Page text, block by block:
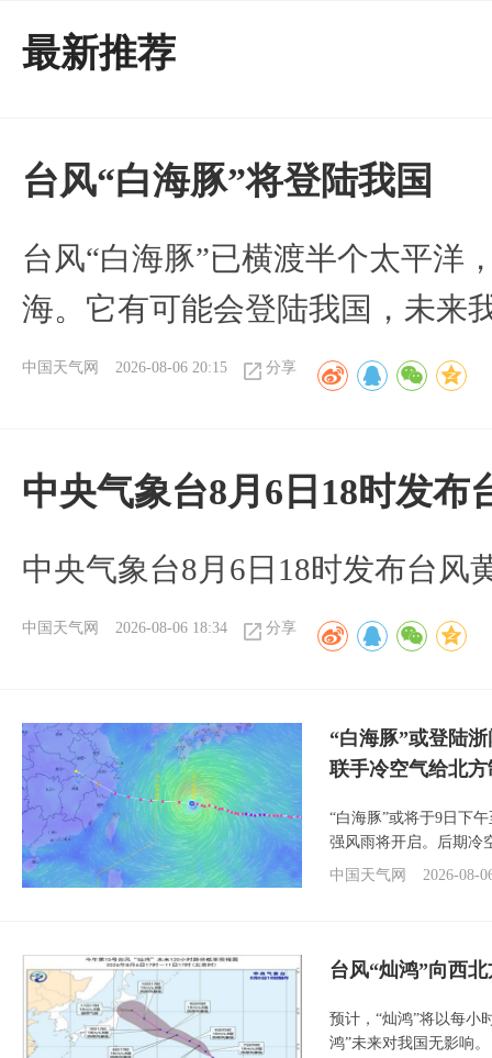
最新推荐
台风“白海豚”将登陆我国
台风“白海豚”已横渡半个太平洋
海。它有可能会登陆我国，未来
中国天气网 2026-08-06 20:15 分享
中央气象台8月6日18时发布
中央气象台8月6日18时发布台风
中国天气网 2026-08-06 18:34 分享
“白海豚”或登陆
联手冷空气给北
“白海豚”或将于9日下
强风雨将开启。后期冷
中国天气网
2026-08-
台风“灿鸿”向西
预计，“灿鸿”将以每小
鸿”未来对我国无影响。